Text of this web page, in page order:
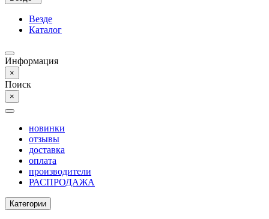
Везде
Каталог
Информация
×
Поиск
×
новинки
отзывы
доставка
оплата
производители
РАСПРОДАЖА
Категории